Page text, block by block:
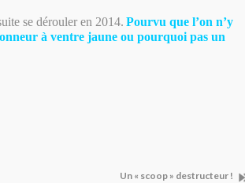
se dérouler en 2014. Pourvu que l’on n’y
à ventre jaune ou pourquoi pas un
Un « scoop » destructeur !